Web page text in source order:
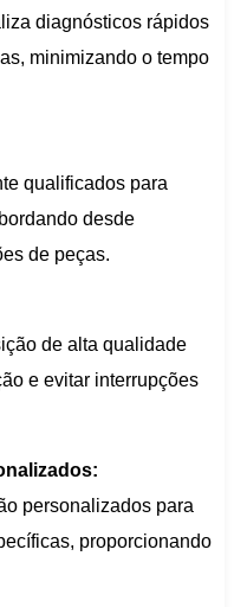
diagnósticos rápidos
minimizando o tempo
qualificados para
desde
de peças.
de alta qualidade
e evitar interrupções
personalizados para
proporcionando